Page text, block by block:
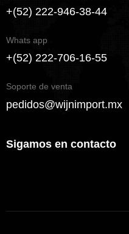
+(52) 222-946-38-44
Whats app
+(52) 222-706-16-55
Soporte de venta
pedidos@wijnimport.mx
Sigamos en contacto